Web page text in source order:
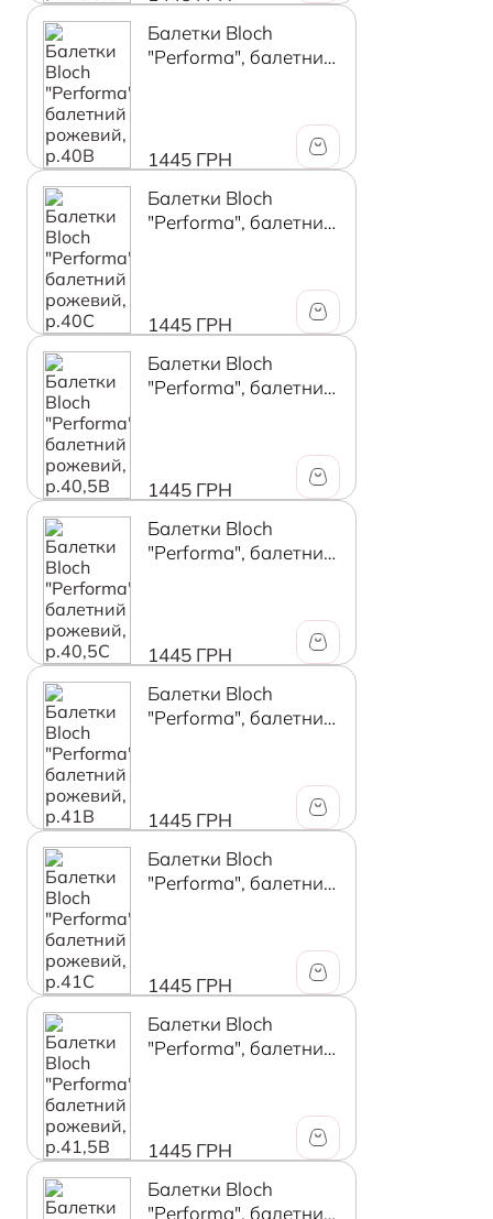
Балетки Bloch
"Performa", балетний
1445 ГРН
Балетки Bloch
"Performa", балетний
1445 ГРН
Балетки Bloch
"Performa", балетний
1445 ГРН
Балетки Bloch
"Performa", балетний
1445 ГРН
Балетки Bloch
"Performa", балетний
1445 ГРН
Балетки Bloch
"Performa", балетний
1445 ГРН
Балетки Bloch
"Performa", балетний
1445 ГРН
Балетки Bloch
"Performa", балетний